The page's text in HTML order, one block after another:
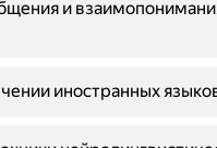
и
иностранных